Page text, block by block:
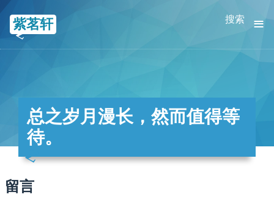
紫茗轩 ≡
搜索
总之岁月漫长，然而值得等
待。
留言